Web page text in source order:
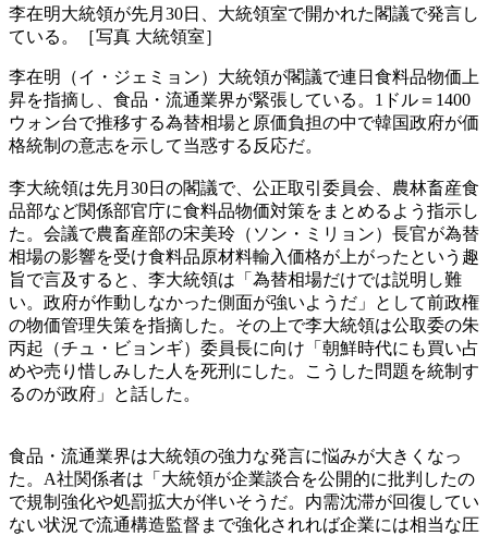
李在明大統領が先月30日、大統領室で開かれた閣議で発言し
ている。［写真 大統領室］
李在明（イ・ジェミョン）大統領が閣議で連日食料品物価上
昇を指摘し、食品・流通業界が緊張している。1ドル＝1400
ウォン台で推移する為替相場と原価負担の中で韓国政府が価
格統制の意志を示して当惑する反応だ。
李大統領は先月30日の閣議で、公正取引委員会、農林畜産食
品部など関係部官庁に食料品物価対策をまとめるよう指示し
た。会議で農畜産部の宋美玲（ソン・ミリョン）長官が為替
相場の影響を受け食料品原材料輸入価格が上がったという趣
旨で言及すると、李大統領は「為替相場だけでは説明し難
い。政府が作動しなかった側面が強いようだ」として前政権
の物価管理失策を指摘した。その上で李大統領は公取委の朱
丙起（チュ・ビョンギ）委員長に向け「朝鮮時代にも買い占
めや売り惜しみした人を死刑にした。こうした問題を統制す
るのが政府」と話した。
食品・流通業界は大統領の強力な発言に悩みが大きくなっ
た。A社関係者は「大統領が企業談合を公開的に批判したの
で規制強化や処罰拡大が伴いそうだ。内需沈滞が回復してい
ない状況で流通構造監督まで強化されれば企業には相当な圧